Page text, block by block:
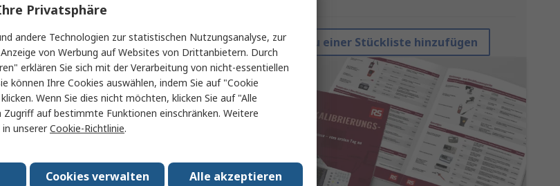
Zu einer Stückliste hinzufügen
Eigenschaften auswählen.
Wert
Jumo
Widerstandsthermometer
Pt100
16mm
Privatsphäre
andere Technologien zur statistischen Nutzungsanalyse, zur
von Werbung auf Websites von Drittanbietern. Durch
erklären Sie sich mit der Verarbeitung von nicht-essentiellen
können Ihre Cookies auswählen, indem Sie auf "Cookie
Wenn Sie dies nicht möchten, klicken Sie auf "Alle
Zugriff auf bestimmte Funktionen einschränken. Weitere
unsererCookie-Richtlinie.
Alle akzeptieren
Cookies verwalten